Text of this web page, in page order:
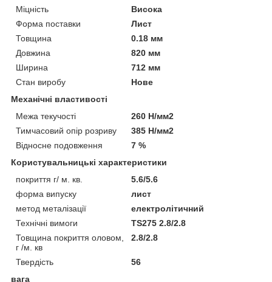
Міцність
Висока
Форма поставки
Лист
Товщина
0.18 мм
Довжина
820 мм
Ширина
712 мм
Стан виробу
Нове
Механічні властивості
Межа текучості
260 Н/мм2
Тимчасовий опір розриву
385 Н/мм2
Відносне подовження
7 %
Користувальницькі характеристики
покриття г/ м. кв.
5.6/5.6
форма випуску
лист
метод металізації
електролітичний
Технічні вимоги
TS275 2.8/2.8
Товщина покриття оловом,
г /м. кв
2.8/2.8
Твердість
56
вага